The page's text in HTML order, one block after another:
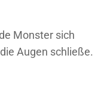
Monster sich
Augen schließe.